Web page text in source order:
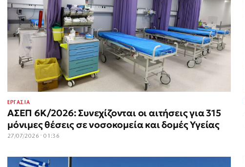
ΕΡΓΑΣΙΑ
ΑΣΕΠ 6Κ/2026: Συνεχίζονται οι αιτήσεις για 315
μόνιμες θέσεις σε νοσοκομεία και δομές Υγείας
27/07/2026 · 01:36